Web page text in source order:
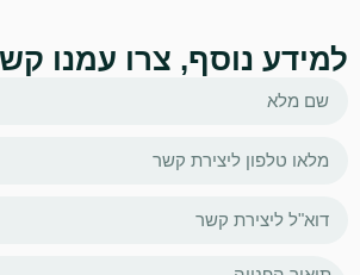
למידע נוסף, צרו עמנו